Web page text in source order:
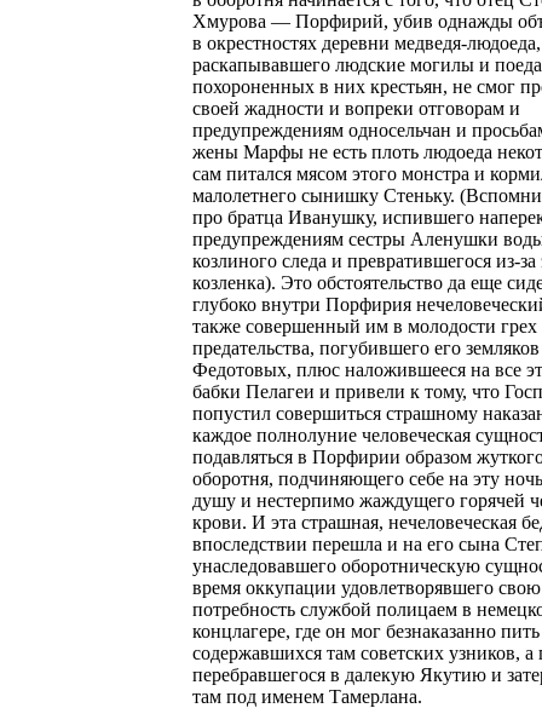
Хмурова — Порфирий, убив однажды
в окрестностях деревни медведя-людоеда,
раскапывавшего людские могилы и
похороненных в них крестьян, не смог
своей жадности и вопреки отговорам и
предупреждениям односельчан и
жены Марфы не есть плоть людоеда
сам питался мясом этого монстра и
малолетнего сынишку Стеньку.
про братца Иванушку, испившего
предупреждениям сестры Аленушки
козлиного следа и превратившегося из-за
козленка). Это обстоятельство да еще
глубоко внутри Порфирия
также совершенный им в молодости грех
предательства, погубившего его
Федотовых, плюс наложившееся на все
бабки Пелагеи и привели к тому, что
попустил совершиться страшному
каждое полнолуние человеческая
подавляться в Порфирии образом
оборотня, подчиняющего себе на эту
душу и нестерпимо жаждущего горячей
крови. И эта страшная, нечеловеческая
впоследствии перешла и на его сына
унаследовавшего оборотническую
время оккупации удовлетворявшего
потребность службой полицаем в
концлагере, где он мог безнаказанно
содержавшихся там советских узников,
перебравшегося в далекую Якутию и
там под именем Тамерлана.